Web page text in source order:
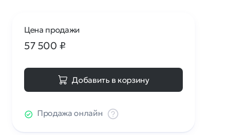
Цена продажи
57 500 ₽
Добавить в корзину
Продажа онлайн